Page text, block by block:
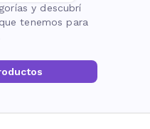
y descubrí
tenemos para